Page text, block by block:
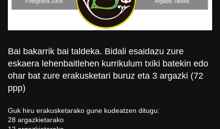
Bai bakarrik bai taldeka. Bidali esaidazu zure
eskaera lehenbaitlehen kurrikulum txiki batekin edo
ohar bat zure erakusketari buruz eta 3 argazki (72
ppp)
Guk hiru erakusketarako gune kudeatzen ditugu:
28 argazkietarako